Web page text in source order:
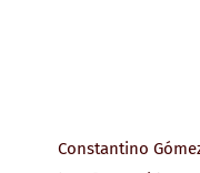
Constantino